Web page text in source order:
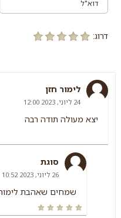
דרוג:
לימור חזן
24 ליוני, 2023 12:00
יצא מעולה תודה רבה
סוגת
26 ליוני, 2023 10:52
שמחים שאהבת